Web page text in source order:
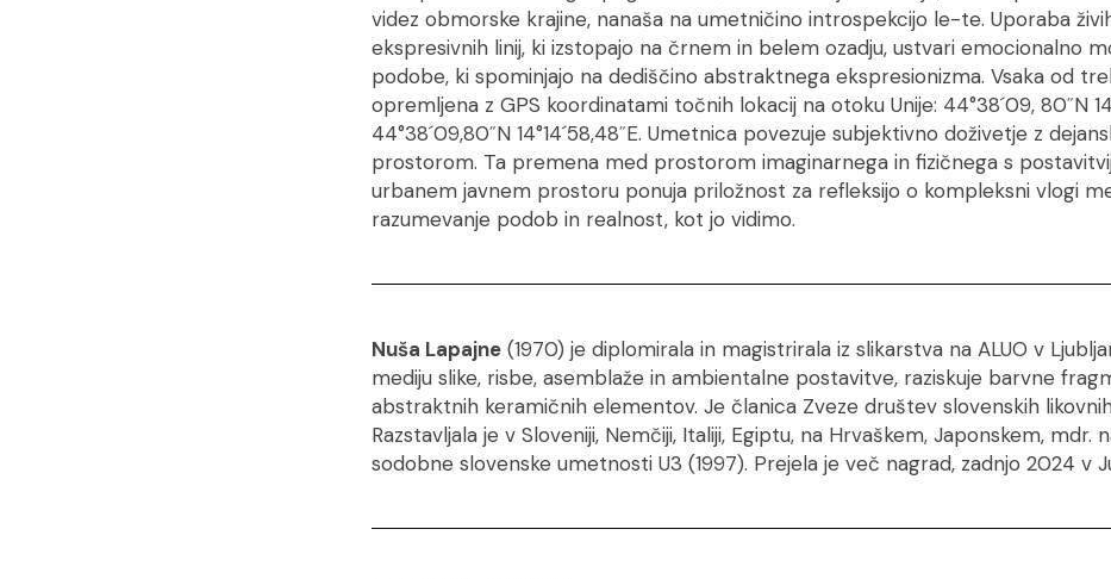
videz obmorske krajine, nanaša na umetničino introspekcijo le-te. Uporaba
ekspresivnih linij, ki izstopajo na črnem in belem ozadju, ustvari emocionalno
podobe, ki spominjajo na dediščino abstraktnega ekspresionizma. Vsaka od
opremljena z GPS koordinatami točnih lokacij na otoku Unije: 44°38´09, 80˝N
44°38´09,80˝N 14°14´58,48˝E. Umetnica povezuje subjektivno doživetje z
prostorom. Ta premena med prostorom imaginarnega in fizičnega s
urbanem javnem prostoru ponuja priložnost za refleksijo o kompleksni vlogi
razumevanje podob in realnost, kot jo vidimo.
Nuša Lapajne (1970) je diplomirala in magistrirala iz slikarstva na ALUO v
mediju slike, risbe, asemblaže in ambientalne postavitve, raziskuje barvne
abstraktnih keramičnih elementov. Je članica Zveze društev slovenskih
Razstavljala je v Sloveniji, Nemčiji, Italiji, Egiptu, na Hrvaškem, Japonskem, mdr.
sodobne slovenske umetnosti U3 (1997). Prejela je več nagrad, zadnjo 2024 v